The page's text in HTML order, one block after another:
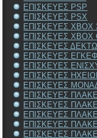
ΕΠΙΣΚΕΥΕΣ PSP
ΕΠΙΣΚΕΥΕΣ PSX
ΕΠΙΣΚΕΥΕΣ XBOX
ΕΠΙΣΚΕΥΕΣ XBOX
ΕΠΙΣΚΕΥΕΣ
ΕΠΙΣΚΕΥΕΣ
ΕΠΙΣΚΕΥΕΣ
ΕΠΙΣΚΕΥΕΣ
ΕΠΙΣΚΕΥΕΣ
ΕΠΙΣΚΕΥΕΣ
ΕΠΙΣΚΕΥΕΣ
ΕΠΙΣΚΕΥΕΣ
ΕΠΙΣΚΕΥΕΣ
ΕΠΙΣΚΕΥΕΣ